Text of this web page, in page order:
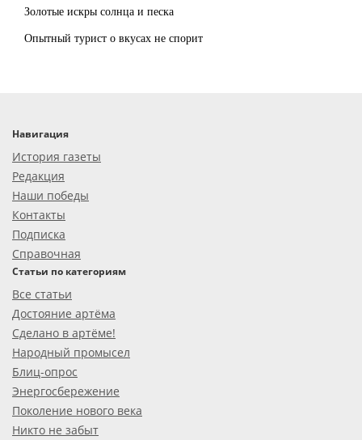
Золотые искры солнца и песка
Опытный турист о вкусах не спорит
Навигация
История газеты
Редакция
Наши победы
Контакты
Подписка
Справочная
Статьи по категориям
Все статьи
Достояние артёма
Сделано в артёме!
Народный промысел
Блиц-опрос
Энергосбережение
Поколение нового века
Никто не забыт